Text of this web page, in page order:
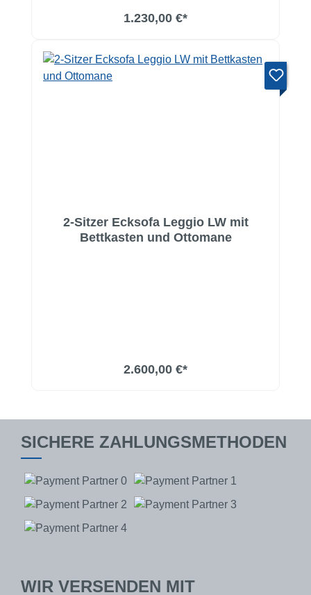
1.230,00 €*
2-Sitzer Ecksofa Leggio LW mit
Bettkasten und Ottomane
2.600,00 €*
SICHERE ZAHLUNGSMETHODEN
WIR VERSENDEN MIT